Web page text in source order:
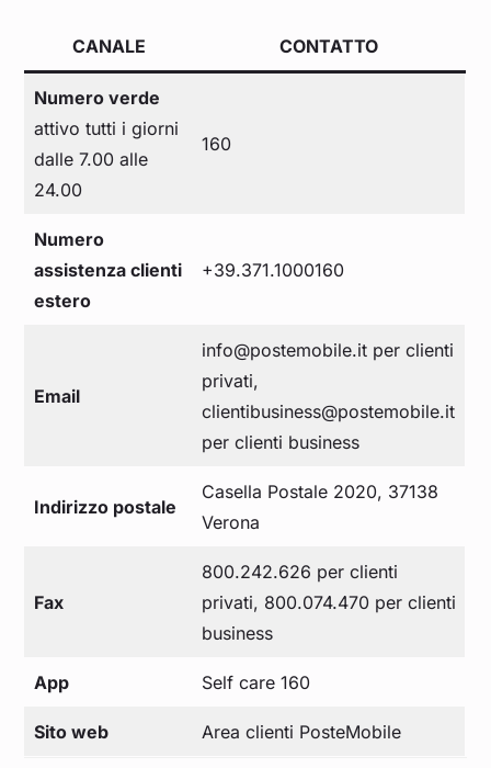
CANALE CONTATTO
Numero verde
attivo tutti i giorni
dalle 7.00 alle
24.00
160
Numero
assistenza clienti
estero
+39.371.1000160
Email
info@postemobile.it per clienti
privati,
clientibusiness@postemobile.it
per clienti business
Indirizzo postale
Casella Postale 2020, 37138
Verona
Fax
800.242.626 per clienti
privati, 800.074.470 per clienti
business
App Self care 160
Sito web Area clienti PosteMobile